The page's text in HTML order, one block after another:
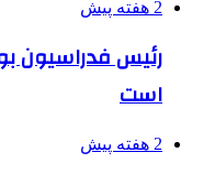
2 هفته پیش
رئیس فدراسیون
است
2 هفته پیش